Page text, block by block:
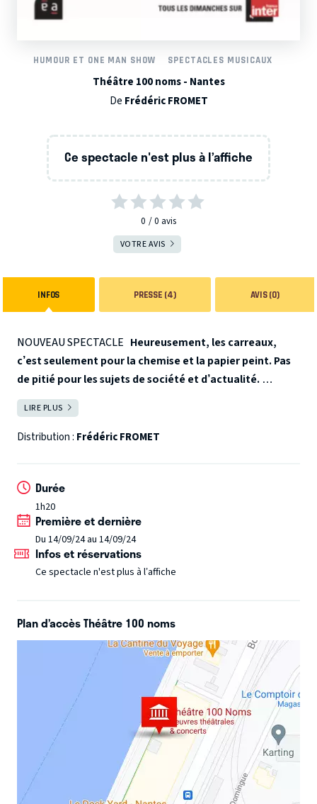
HUMOUR ET ONE MAN SHOW SPECTACLES MUSICAUX
Théâtre 100 noms - Nantes
De Frédéric FROMET
Ce spectacle n'est plus à l’affiche
0 0 avis
VOTRE AVIS
INFOS PRESSE (4) AVIS (0)
NOUVEAU SPECTACLE Heureusement, les carreaux,
c’est seulement pour la chemise et la papier peint. Pas
de pitié pour les sujets de société et d’actualité.
À la différence de la chansonnette parodique
hebdomadaire sur France Inter, vous découvrirez aussi les
compositions, des vrais musiciens et des chorégraphies en
proche des gens et en perpétuel renouvellement.
Déconseillé aux âmes sinistres qui luttent contre le
réchauffement des zygomatiques.
par sa chanson d’actualité hebdomadaire sur France Inter,
Frédéric Fromet n’épargne rien ni personne, et, même s’ils
font systématiquement rire et/ou grincer des dentes, tous ses
LIRE PLUS
Distribution : Frédéric FROMET
Durée
1h20
Première et dernière
Du 14/09/24 au 14/09/24
Infos et réservations
Ce spectacle n'est plus à l’affiche
Plan d’accès Théâtre 100 noms